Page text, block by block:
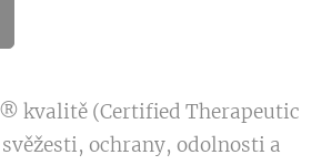
kvalitě (Certified Therapeutic
ochrany, odolnosti a